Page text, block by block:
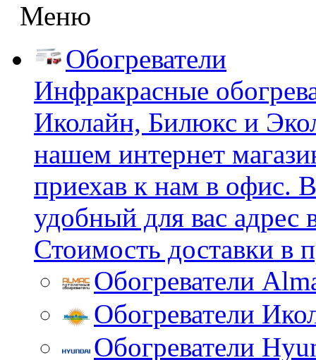
Меню
Обогреватели
Инфракрасные
Иколайн, Билюкс и
нашем интернет
приехав к нам в офис.
удобный для вас адрес
Стоимость доставки в
Обогреватели
Обогреватели
Обогреватели